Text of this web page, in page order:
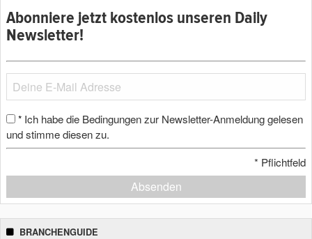
Abonniere jetzt kostenlos unseren Daily
Newsletter!
* Ich habe die Bedingungen zur Newsletter-Anmeldung gelesen
und stimme diesen zu.
* Pflichtfeld
Absenden
BRANCHENGUIDE